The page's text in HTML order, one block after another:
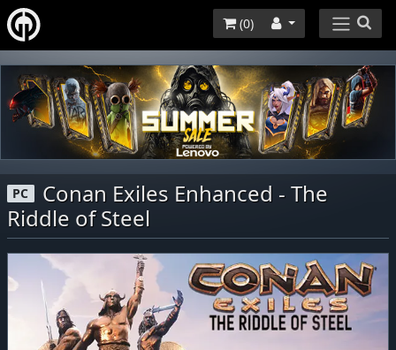
(0)
PC
Conan Exiles Enhanced - The
Riddle of Steel